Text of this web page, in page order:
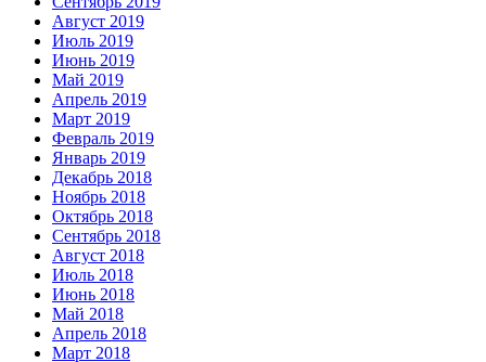
Август 2019
Июль 2019
Июнь 2019
Май 2019
Апрель 2019
Март 2019
Февраль 2019
Январь 2019
Декабрь 2018
Ноябрь 2018
Октябрь 2018
Сентябрь 2018
Август 2018
Июль 2018
Июнь 2018
Май 2018
Апрель 2018
Март 2018